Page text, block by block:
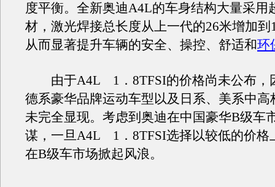
度平衡。全新奥迪A4L的车身结构大量采用
材，激光焊接总长度从上一代的26米增加到
从而显著提升车辆的安全、操控、舒适和环
由于A4L 1．8TFSI的价格尚未公布，
德系豪华品牌运动车型以及日系、美系中高
未完全显现。考虑到奥迪在中国豪华B级车
谋，一旦A4L 1．8TFSI选择以较低的价格
在B级车市场掀起风浪。